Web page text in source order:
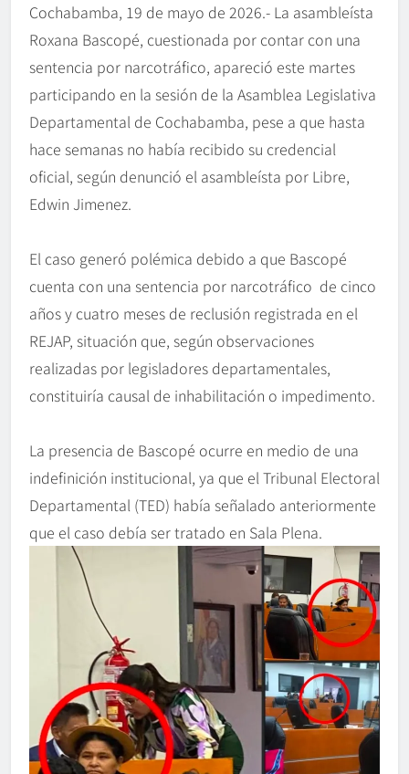
Cochabamba, 19 de mayo de 2026.- La asambleísta
Roxana Bascopé, cuestionada por contar con una
sentencia por narcotráfico, apareció este martes
participando en la sesión de la Asamblea Legislativa
Departamental de Cochabamba, pese a que hasta
hace semanas no había recibido su credencial
oficial, según denunció el asambleísta por Libre,
Edwin Jimenez.
El caso generó polémica debido a que Bascopé
cuenta con una sentencia por narcotráfico de cinco
años y cuatro meses de reclusión registrada en el
REJAP, situación que, según observaciones
realizadas por legisladores departamentales,
constituiría causal de inhabilitación o impedimento.
La presencia de Bascopé ocurre en medio de una
indefinición institucional, ya que el Tribunal Electoral
Departamental (TED) había señalado anteriormente
que el caso debía ser tratado en Sala Plena.